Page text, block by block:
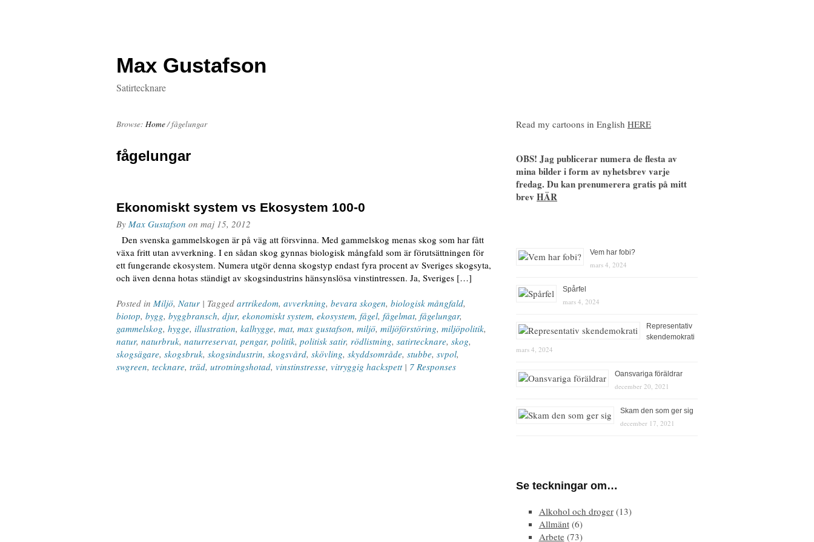
Max Gustafson
Satirtecknare
Browse: Home/fågelungar
fågelungar
Ekonomiskt system vs Ekosystem 100-0
By Max Gustafson on maj 15, 2012
Den svenska gammelskogen är på väg att försvinna. Med gammelskog menas skog som har fått
växa fritt utan avverkning. I en sådan skog gynnas biologisk mångfald som är förutsättningen för
ett fungerande ekosystem. Numera utgör denna skogstyp endast fyra procent av Sveriges skogsyta,
och även denna hotas ständigt av skogsindustrins hänsynslösa vinstintressen. Ja, Sveriges […]
Posted in Miljö, Natur | Tagged artrikedom, avverkning, bevara skogen, biologisk mångfald,
biotop, bygg, byggbransch, djur, ekonomiskt system, ekosystem, fågel, fågelmat, fågelungar,
gammelskog, hygge, illustration, kalhygge, mat, max gustafson, miljö, miljöförstöring, miljöpolitik,
natur, naturbruk, naturreservat, pengar, politik, politisk satir, rödlistning, satirtecknare, skog,
skogsägare, skogsbruk, skogsindustrin, skogsvård, skövling, skyddsområde, stubbe, svpol,
swgreen, tecknare, träd, utrotningshotad, vinstinstresse, vitryggig hackspett| 7 Responses
Read my cartoons in English HERE
OBS! Jag publicerar numera de flesta av
mina bilder i form av nyhetsbrev varje
fredag. Du kan prenumerera gratis på mitt
brev HÄR
Vem har fobi?
mars 4, 2024
Spårfel
mars 4, 2024
Representativ
skendemokrati
mars 4, 2024
Oansvariga föräldrar
december 20, 2021
Skam den som ger sig
december 17, 2021
Se teckningar om…
Alkohol och droger(13)
Allmänt(6)
Arbete(73)